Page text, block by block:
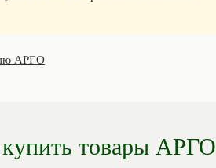
АРГО
товары АРГО